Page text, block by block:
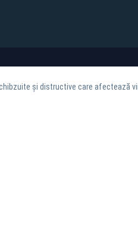
și distructive care afectează